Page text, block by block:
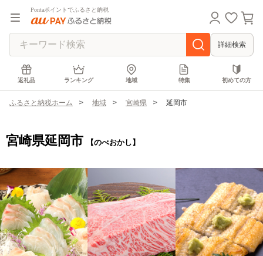
Pontaポイントでふるさと納税
詳細検索
返礼品 ランキング 地域 特集 初めての方
ふるさと納税ホーム 地域 宮崎県 延岡市
宮崎県延岡市 【のべおかし】